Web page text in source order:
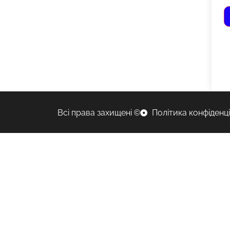
Всі права захищені © Політика